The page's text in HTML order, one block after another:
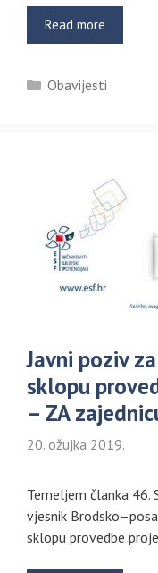
Read more
Kategorije
Obavijesti
Javni poziv
sklopu
– ZA
20. ožujka 2019.
Temeljem članka 46.
vjesnik
sklopu provedbe